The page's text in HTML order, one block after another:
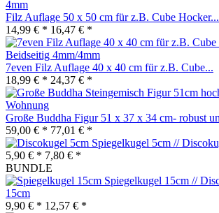
Filz Auflage 50 x 50 cm für z.B. Cube Hocker...
14,99 € * 16,47 € *
7even Filz Auflage 40 x 40 cm für z.B. Cube...
18,99 € * 24,37 € *
Große Buddha Figur 51 x 37 x 34 cm- robust
59,00 € * 77,01 € *
Spiegelkugel 5cm //
5,90 € * 7,80 € *
BUNDLE
Spiegelkugel 15cm //
15cm
9,90 € * 12,57 € *